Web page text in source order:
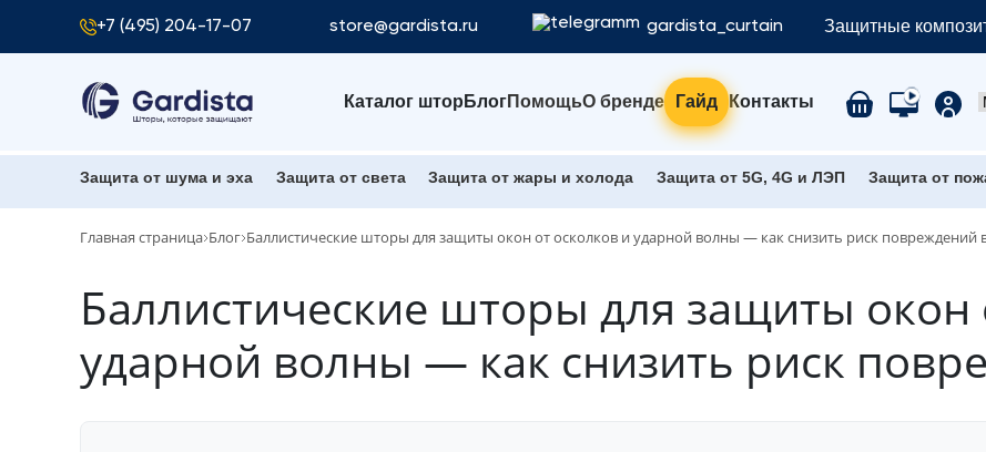
+7 (495) 204-17-07 store@gardista.ru gardista_curtain Защитные
Каталог штор БлогПомощьО бренде Гайд Контакты
Защита от шума и эха Защита от света Защита от жары и холода Защита от 5G, 4G и ЛЭП Защита от
Главная страница Блог Баллистические шторы для защиты окон от осколков и ударной волны — как снизить риск повреждений
Баллистические шторы для защиты окон
ударной волны — как снизить риск